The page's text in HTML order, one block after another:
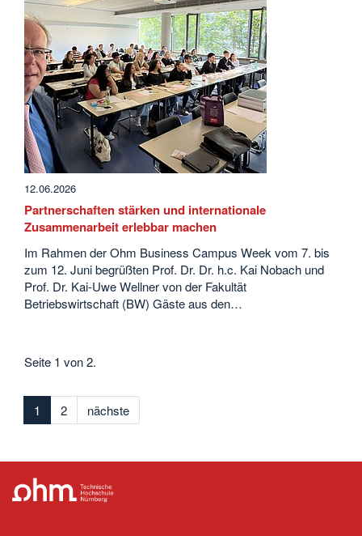
12.06.2026
Partnerschaften stärken und internationale
Zusammenarbeit erlebbar machen
Im Rahmen der Ohm Business Campus Week vom 7. bis
zum 12. Juni begrüßten Prof. Dr. Dr. h.c. Kai Nobach und
Prof. Dr. Kai-Uwe Wellner von der Fakultät
Betriebswirtschaft (BW) Gäste aus den…
Seite 1 von 2.
1 2 nächste